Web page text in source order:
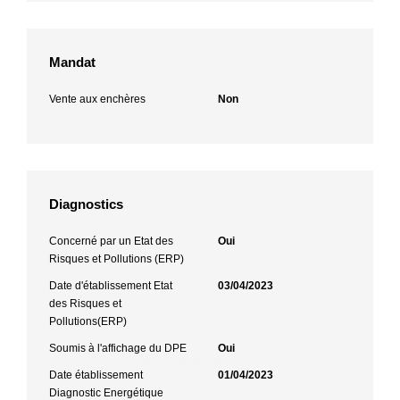
Mandat
Vente aux enchères Non
Diagnostics
Concerné par un Etat des
Risques et Pollutions (ERP)
Oui
Date d'établissement Etat
des Risques et
Pollutions(ERP)
03/04/2023
Soumis à l'affichage du DPE Oui
Date établissement
Diagnostic Energétique
01/04/2023